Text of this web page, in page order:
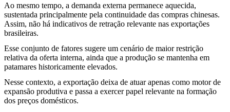
Ao mesmo tempo, a demanda externa permanece aquecida,
sustentada principalmente pela continuidade das compras chinesas.
Assim, não há indicativos de retração relevante nas exportações
brasileiras.
Esse conjunto de fatores sugere um cenário de maior restrição
relativa da oferta interna, ainda que a produção se mantenha em
patamares historicamente elevados.
Nesse contexto, a exportação deixa de atuar apenas como motor de
expansão produtiva e passa a exercer papel relevante na formação
dos preços domésticos.